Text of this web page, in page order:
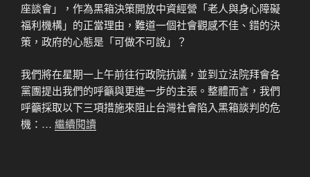
座談會」，作為黑箱決策開放中資經營「老人與身心障礙
福利機構」的正當理由，難道一個社會觀感不佳、錯的決
策，政府的心態是「可做不可說」？
我們將在星期一上午前往行政院抗議，並到立法院拜會各
黨團提出我們的呼籲與更進一步的主張。整體而言，我們
呼籲採取以下三項措施來阻止台灣社會陷入黑箱談判的危
機：… 繼續閱讀